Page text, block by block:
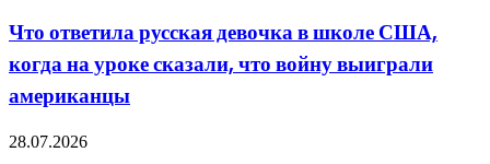
русская
девочка
в
США,
на
Что ответила русская девочка в школе США,
когда на уроке сказали, что войну выиграли
американцы
Больше
28.07.2026